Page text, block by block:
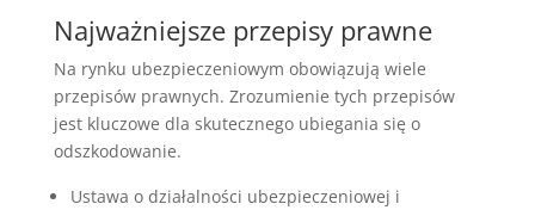
Najważniejsze przepisy prawne
Na rynku ubezpieczeniowym obowiązują wiele
przepisów prawnych. Zrozumienie tych przepisów
jest kluczowe dla skutecznego ubiegania się o
odszkodowanie.
Ustawa o działalności ubezpieczeniowej i